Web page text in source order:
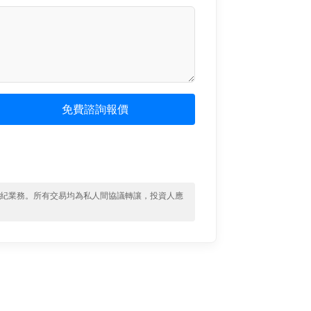
免費諮詢報價
業務。所有交易均為私人間協議轉讓，投資人應